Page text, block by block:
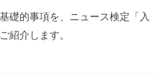
礎的事項を、ニュース検定「入
紹介します。